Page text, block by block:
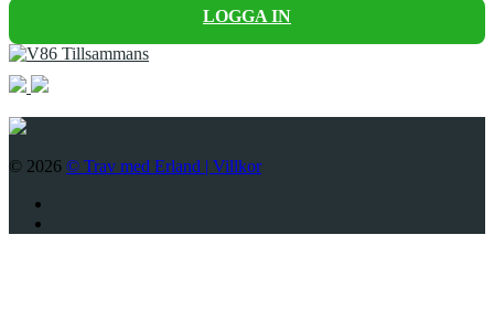
LOGGA IN
© 2026 © Trav med Erland | Villkor